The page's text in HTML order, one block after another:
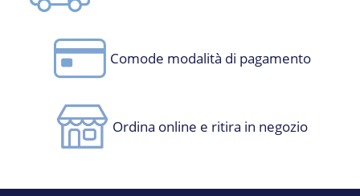
Comode modalità di pagamento
Ordina online e ritira in negozio